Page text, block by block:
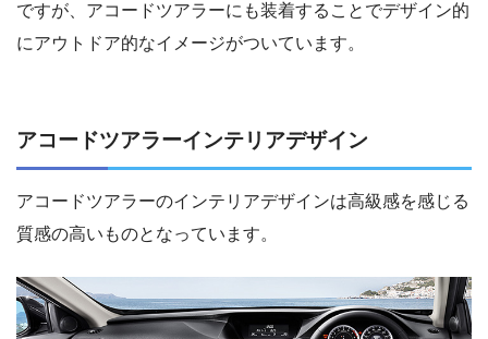
ですが、アコードツアラーにも装着することでデザイン的
にアウトドア的なイメージがついています。
アコードツアラーインテリアデザイン
アコードツアラーのインテリアデザインは高級感を感じる
質感の高いものとなっています。